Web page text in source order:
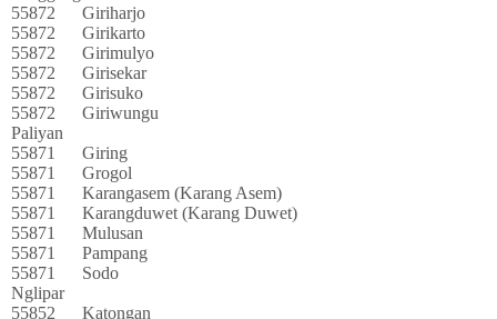
55872
Giriharjo
55872
Girikarto
55872
Girimulyo
55872
Girisekar
55872
Girisuko
55872
Giriwungu
Paliyan
55871
Giring
55871
Grogol
55871
Karangasem (Karang Asem)
55871
Karangduwet (Karang Duwet)
55871
Mulusan
55871
Pampang
55871
Sodo
Nglipar
55852
Katongan